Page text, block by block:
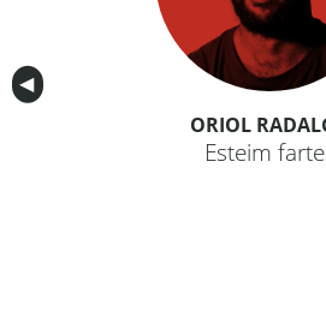
Anterior
◀︎
ORIOL
Esteim